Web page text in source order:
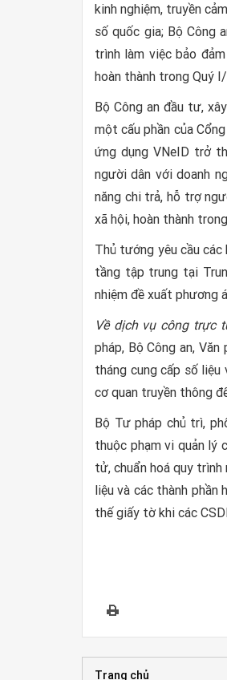
kinh nghiệm, truyền
số quốc gia; Bộ Công
trình làm việc bảo
hoàn thành trong Quý
Bộ Công an đầu tư,
một cấu phần của
ứng dụng VNeID trở
người dân với doanh
năng chi trả, hỗ trợ
xã hội, hoàn thành
Thủ tướng yêu cầu
tầng tập trung tại
nhiệm đề xuất phương
Về dịch vụ công trực
pháp, Bộ Công an,
tháng cung cấp số liệu
cơ quan truyền thông
Bộ Tư pháp chủ trì,
thuộc phạm vi quản lý
tử, chuẩn hoá quy trình
liệu và các thành phần
thế giấy tờ khi các
Trang chủ